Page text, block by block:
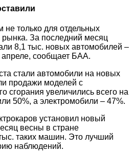
только для отдельных
рынка. За последний месяц
8,1 тыс. новых автомобилей –
сообщает БАА.
стали автомобили на новых
продажи моделей с
сгорания увеличились всего на
50%, а электромобили – 47%.
установил новый
весны в стране
таких машин. Это лучший
наблюдений.